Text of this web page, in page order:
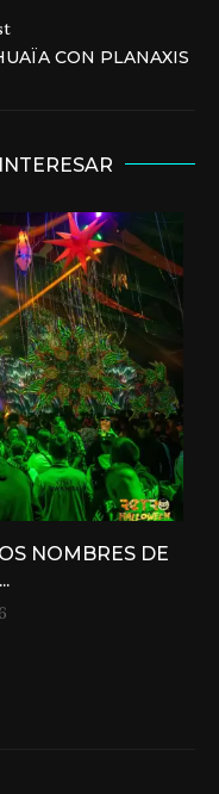
CON PLANAXIS
NOMBRES DE